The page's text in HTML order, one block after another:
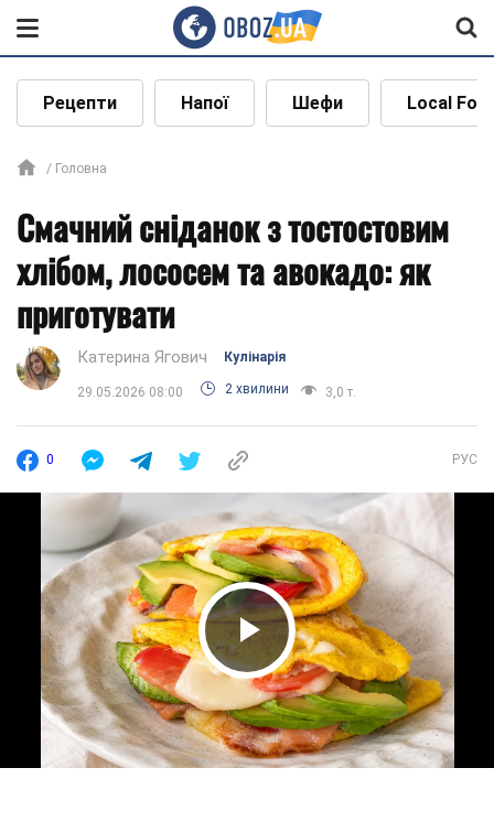
Рецепти Напої Шефи Local
Головна
Смачний сніданок з тостостовим
хлібом, лососем та авокадо: як
приготувати
Катерина Ягович Кулінарія
29.05.2026 08:00 2 хвилини 3,0 т.
0 РУС
Play Video